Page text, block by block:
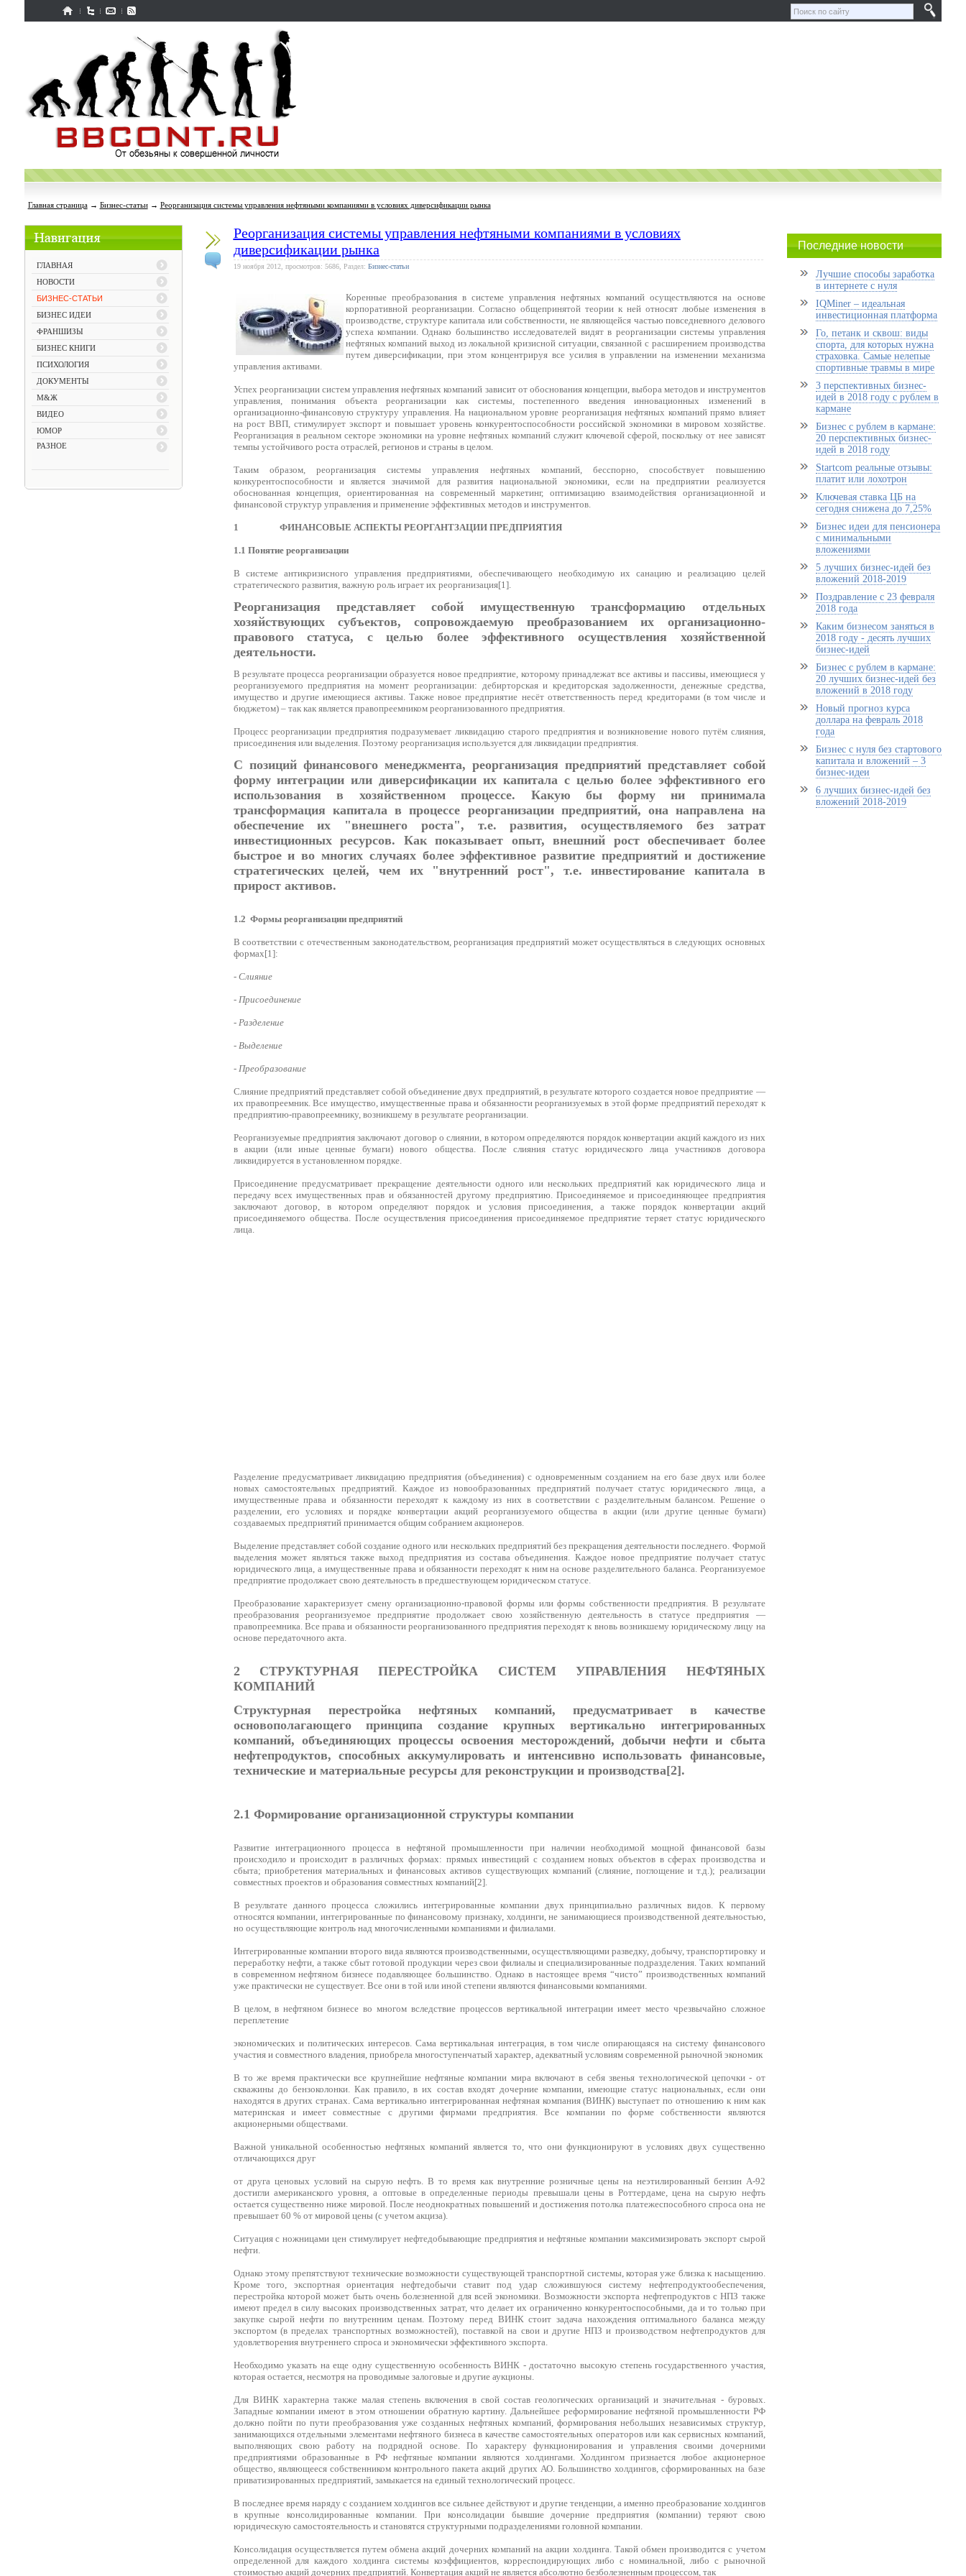
Главная страница→ Бизнес-статьи→ Реорганизация системы управления нефтяными компаниями в условиях диверсификации рынка
ГЛАВНАЯ
НОВОСТИ
БИЗНЕС-СТАТЬИ
БИЗНЕС ИДЕИ
ФРАНШИЗЫ
БИЗНЕС КНИГИ
ПСИХОЛОГИЯ
ДОКУМЕНТЫ
М&Ж
ВИДЕО
ЮМОР
РАЗНОЕ
Реорганизация системы управления нефтяными компаниями в условиях
диверсификации рынка
19 ноября 2012, просмотров: 5686, Раздел: Бизнес-статьи
Коренные преобразования в системе управления нефтяных компаний осуществляются на основе
корпоративной реорганизации. Согласно общепринятой теории к ней относят любые изменения в
производстве, структуре капитала или собственности, не являющейся частью повседневного делового
успеха компании. Однако большинство исследователей видят в реорганизации системы управления
нефтяных компаний выход из локальной кризисной ситуации, связанной с расширением производства
путем диверсификации, при этом концентрируя все усилия в управлении на изменении механизма
управления активами.
Успех реорганизации систем управления нефтяных компаний зависит от обоснования концепции, выбора методов и инструментов
управления, понимания объекта реорганизации как системы, постепенного введения инновационных изменений в
организационно-финансовую структуру управления. На национальном уровне реорганизация нефтяных компаний прямо влияет
на рост ВВП, стимулирует экспорт и повышает уровень конкурентоспособности российской экономики в мировом хозяйстве.
Реорганизация в реальном секторе экономики на уровне нефтяных компаний служит ключевой сферой, поскольку от нее зависят
темпы устойчивого роста отраслей, регионов и страны в целом.
Таким образом, реорганизация системы управления нефтяных компаний, бесспорно, способствует повышению
конкурентоспособности и является значимой для развития национальной экономики, если на предприятии реализуется
обоснованная концепция, ориентированная на современный маркетинг, оптимизацию взаимодействия организационной и
финансовой структур управления и применение эффективных методов и инструментов.
1 ФИНАНСОВЫЕ АСПЕКТЫ РЕОРГАНТЗАЦИИ ПРЕДПРИЯТИЯ
1.1 Понятие реорганизации
В системе антикризисного управления предприятиями, обеспечивающего необходимую их санацию и реализацию целей
стратегического развития, важную роль играет их реорганизация[1].
Реорганизация представляет собой имущественную трансформацию отдельных
хозяйствующих субъектов, сопровождаемую преобразованием их организационно-
правового статуса, с целью более эффективного осуществления хозяйственной
деятельности.
В результате процесса реорганизации образуется новое предприятие, которому принадлежат все активы и пассивы, имеющиеся у
реорганизуемого предприятия на момент реорганизации: дебирторская и кредиторская задолженности, денежные средства,
имущество и другие имеющиеся активы. Также новое предприятие несёт ответственность перед кредиторами (в том числе и
бюджетом) – так как является правопреемником реорганизованного предприятия.
Процесс реорганизации предприятия подразумевает ликвидацию старого предприятия и возникновение нового путём слияния,
присоединения или выделения. Поэтому реорганизация используется для ликвидации предприятия.
С позиций финансового менеджмента, реорганизация предприятий представляет собой
форму интеграции или диверсификации их капитала с целью более эффективного его
использования в хозяйственном процессе. Какую бы форму ни принимала
трансформация капитала в процессе реорганизации предприятий, она направлена на
обеспечение их "внешнего роста", т.е. развития, осуществляемого без затрат
инвестиционных ресурсов. Как показывает опыт, внешний рост обеспечивает более
быстрое и во многих случаях более эффективное развитие предприятий и достижение
стратегических целей, чем их "внутренний рост", т.е. инвестирование капитала в
прирост активов.
1.2 Формы реорганизации предприятий
В соответствии с отечественным законодательством, реорганизация предприятий может осуществляться в следующих основных
формах[1]:
- Слияние
- Присоединение
- Разделение
- Выделение
- Преобразование
Слияние предприятий представляет собой объединение двух предприятий, в результате которого создается новое предприятие —
их правопреемник. Все имущество, имущественные права и обязанности реорганизуемых в этой форме предприятий переходят к
предприятию-правопреемнику, возникшему в результате реорганизации.
Реорганизуемые предприятия заключают договор о слиянии, в котором определяются порядок конвертации акций каждого из них
в акции (или иные ценные бумаги) нового общества. После слияния статус юридического лица участников договора
ликвидируется в установленном порядке.
Присоединение предусматривает прекращение деятельности одного или нескольких предприятий как юридического лица и
передачу всех имущественных прав и обязанностей другому предприятию. Присоединяемое и присоединяющее предприятия
заключают договор, в котором определяют порядок и условия присоединения, а также порядок конвертации акций
присоединяемого общества. После осуществления присоединения присоединяемое предприятие теряет статус юридического
лица.
Разделение предусматривает ликвидацию предприятия (объединения) с одновременным созданием на его базе двух или более
новых самостоятельных предприятий. Каждое из новообразованных предприятий получает статус юридического лица, а
имущественные права и обязанности переходят к каждому из них в соответствии с разделительным балансом. Решение о
разделении, его условиях и порядке конвертации акций реорганизуемого общества в акции (или другие ценные бумаги)
создаваемых предприятий принимается общим собранием акционеров.
Выделение представляет собой создание одного или нескольких предприятий без прекращения деятельности последнего. Формой
выделения может являться также выход предприятия из состава объединения. Каждое новое предприятие получает статус
юридического лица, а имущественные права и обязанности переходят к ним на основе разделительного баланса. Реорганизуемое
предприятие продолжает свою деятельность в предшествующем юридическом статусе.
Преобразование характеризует смену организационно-правовой формы или формы собственности предприятия. В результате
преобразования реорганизуемое предприятие продолжает свою хозяйственную деятельность в статусе предприятия —
правопреемника. Все права и обязанности реорганизованного предприятия переходят к вновь возникшему юридическому лицу на
основе передаточного акта.
2 СТРУКТУРНАЯ ПЕРЕСТРОЙКА СИСТЕМ УПРАВЛЕНИЯ НЕФТЯНЫХ
КОМПАНИЙ
Структурная перестройка нефтяных компаний, предусматривает в качестве
основополагающего принципа создание крупных вертикально интегрированных
компаний, объединяющих процессы освоения месторождений, добычи нефти и сбыта
нефтепродуктов, способных аккумулировать и интенсивно использовать финансовые,
технические и материальные ресурсы для реконструкции и производства[2].
2.1 Формирование организационной структуры компании
Развитие интеграционного процесса в нефтяной промышленности при наличии необходимой мощной финансовой базы
происходило и происходит в различных формах: прямых инвестиций с созданием новых объектов в сферах производства и
сбыта; приобретения материальных и финансовых активов существующих компаний (слияние, поглощение и т.д.); реализации
совместных проектов и образования совместных компаний[2].
В результате данного процесса сложились интегрированные компании двух принципиально различных видов. К первому
относятся компании, интегрированные по финансовому признаку, холдинги, не занимающиеся производственной деятельностью,
но осуществляющие контроль над многочисленными компаниями и филиалами.
Интегрированные компании второго вида являются производственными, осуществляющими разведку, добычу, транспортировку и
переработку нефти, а также сбыт готовой продукции через свои филиалы и специализированные подразделения. Таких компаний
в современном нефтяном бизнесе подавляющее большинство. Однако в настоящее время “чисто” производственных компаний
уже практически не существует. Все они в той или иной степени являются финансовыми компаниями.
В целом, в нефтяном бизнесе во многом вследствие процессов вертикальной интеграции имеет место чрезвычайно сложное
переплетение
экономических и политических интересов. Сама вертикальная интеграция, в том числе опирающаяся на систему финансового
участия и совместного владения, приобрела многоступенчатый характер, адекватный условиям современной рыночной экономик
В то же время практически все крупнейшие нефтяные компании мира включают в себя звенья технологической цепочки - от
скважины до бензоколонки. Как правило, в их состав входят дочерние компании, имеющие статус национальных, если они
находятся в других странах. Сама вертикально интегрированная нефтяная компания (ВИНК) выступает по отношению к ним как
материнская и имеет совместные с другими фирмами предприятия. Все компании по форме собственности являются
акционерными обществами.
Важной уникальной особенностью нефтяных компаний является то, что они функционируют в условиях двух существенно
отличающихся друг
от друга ценовых условий на сырую нефть. В то время как внутренние розничные цены на неэтилированный бензин А-92
достигли американского уровня, а оптовые в определенные периоды превышали цены в Роттердаме, цена на сырую нефть
остается существенно ниже мировой. После неоднократных повышений и достижения потолка платежеспособного спроса она не
превышает 60 % от мировой цены (с учетом акциза).
Ситуация с ножницами цен стимулирует нефтедобывающие предприятия и нефтяные компании максимизировать экспорт сырой
нефти.
Однако этому препятствуют технические возможности существующей транспортной системы, которая уже близка к насыщению.
Кроме того, экспортная ориентация нефтедобычи ставит под удар сложившуюся систему нефтепродуктообеспечения,
перестройка которой может быть очень болезненной для всей экономики. Возможности экспорта нефтепродуктов с НПЗ также
имеют предел в силу высоких производственных затрат, что делает их ограниченно конкурентоспособными, да и то только при
закупке сырой нефти по внутренним ценам. Поэтому перед ВИНК стоит задача нахождения оптимального баланса между
экспортом (в пределах транспортных возможностей), поставкой на свои и другие НПЗ и производством нефтепродуктов для
удовлетворения внутреннего спроса и экономически эффективного экспорта.
Необходимо указать на еще одну существенную особенность ВИНК - достаточно высокую степень государственного участия,
которая остается, несмотря на проводимые залоговые и другие аукционы.
Для ВИНК характерна также малая степень включения в свой состав геологических организаций и значительная - буровых.
Западные компании имеют в этом отношении обратную картину. Дальнейшее реформирование нефтяной промышленности РФ
должно пойти по пути преобразования уже созданных нефтяных компаний, формирования небольших независимых структур,
занимающихся отдельными элементами нефтяного бизнеса в качестве самостоятельных операторов или как сервисных компаний,
выполняющих свою работу на подрядной основе. По характеру функционирования и управления своими дочерними
предприятиями образованные в РФ нефтяные компании являются холдингами. Холдингом признается любое акционерное
общество, являющееся собственником контрольного пакета акций других АО. Большинство холдингов, сформированных на базе
приватизированных предприятий, замыкается на единый технологический процесс.
В последнее время наряду с созданием холдингов все сильнее действуют и другие тенденции, а именно преобразование холдингов
в крупные консолидированные компании. При консолидации бывшие дочерние предприятия (компании) теряют свою
юридическую самостоятельность и становятся структурными подразделениями головной компании.
Консолидация осуществляется путем обмена акций дочерних компаний на акции холдинга. Такой обмен производится с учетом
определенной для каждого холдинга системы коэффициентов, корреспондирующих либо с номинальной, либо с рыночной
стоимостью акций дочерних предприятий. Конвертация акций не является абсолютно безболезненным процессом, так
Последние новости
Лучшие способы заработка
в интернете с нуля
IQMiner – идеальная
инвестиционная платформа
Го, петанк и сквош: виды
спорта, для которых нужна
страховка. Самые нелепые
спортивные травмы в мире
3 перспективных бизнес-
идей в 2018 году с рублем в
кармане
Бизнес с рублем в кармане:
20 перспективных бизнес-
идей в 2018 году
Startcom реальные отзывы:
платит или лохотрон
Ключевая ставка ЦБ на
сегодня снижена до 7,25%
Бизнес идеи для пенсионера
с минимальными
вложениями
5 лучших бизнес-идей без
вложений 2018-2019
Поздравление с 23 февраля
2018 года
Каким бизнесом заняться в
2018 году - десять лучших
бизнес-идей
Бизнес с рублем в кармане:
20 лучших бизнес-идей без
вложений в 2018 году
Новый прогноз курса
доллара на февраль 2018
года
Бизнес с нуля без стартового
капитала и вложений – 3
бизнес-идеи
6 лучших бизнес-идей без
вложений 2018-2019